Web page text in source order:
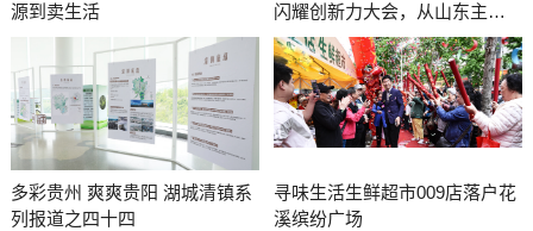
清镇这场座谈会为房企注入发展“强心针”
源到卖生活
闪耀创新力大会，从山东主场
迈向行业标杆
多彩贵州 爽爽贵阳 湖城清镇系
列报道之四十四
寻味生活生鲜超市009店落户花
溪缤纷广场